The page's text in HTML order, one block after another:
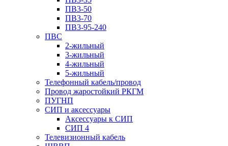
ПВ3-50
ПВ3-70
ПВ3-95-240
ПВС
2-жильный
3-жильный
4-жильный
5-жильный
Телефонный кабель/провод
Провод жаростойкий РКГМ
ПУГНП
СИП и аксессуары
Аксессуары к СИП
СИП 4
Телевизионный кабель